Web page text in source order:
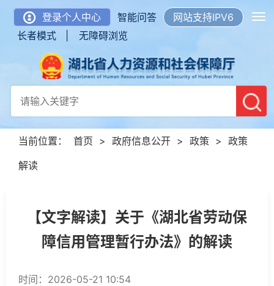
登录个人中心 智能问答
网站支持IPV6
长者模式 |
无障碍浏览
当前位置： 首页 > 政府信息公开 > 政策 > 政策
解读
【文字解读】关于《湖北省劳动保
障信用管理暂行办法》的解读
时间：2026-05-21 10:54